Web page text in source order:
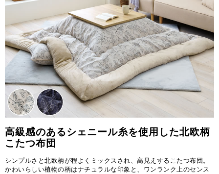
高級感のあるシェニール糸を使用した北欧柄
こたつ布団
シンプルさと北欧柄が程よくミックスされ、高見えするこたつ布団。
かわいらしい植物の柄はナチュラルな印象と、ワンランク上のセンス